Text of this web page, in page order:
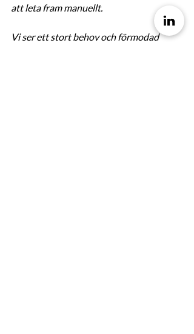
att leta fram manuellt.
Vi ser ett stort behov och förmodad